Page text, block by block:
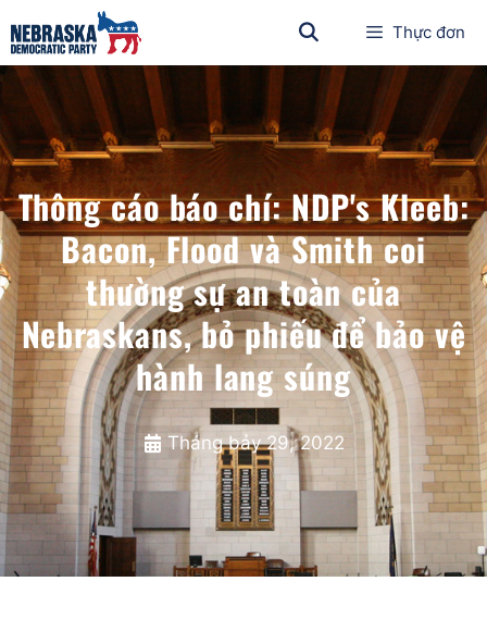
Thực đơn
Thông cáo báo chí: NDP's Kleeb:
Bacon, Flood và Smith coi
thường sự an toàn của
Nebraskans, bỏ phiếu để bảo vệ
hành lang súng
Tháng bảy 29, 2022